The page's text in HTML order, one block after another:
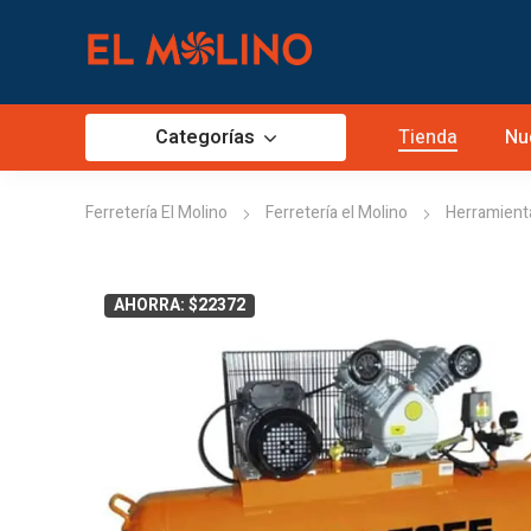
Categorías Tienda
Ferretería El Molino Ferretería el Molino
AHORRA: $22372